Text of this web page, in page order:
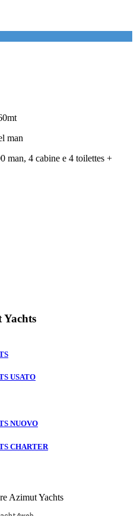
man
man, 4 cabine e 4 toilettes +
Yachts
USATO
NUOVO
CHARTER
Azimut Yachts